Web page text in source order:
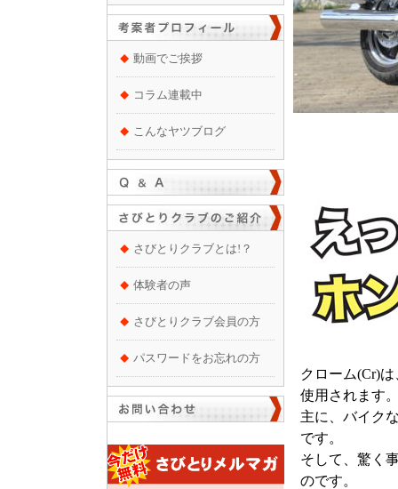
動画でご挨拶
コラム連載中
こんなヤツブログ
さびとりクラブとは!？
体験者の声
さびとりクラブ会員の方
パスワードをお忘れの方
クローム(Cr)
使用されます
主に、バイク
です。
そして、驚く
のです。